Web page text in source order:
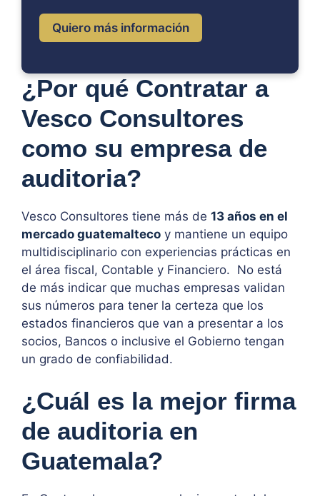
Quiero más información
¿Por qué Contratar a
Vesco Consultores
como su empresa de
auditoria?
Vesco Consultores tiene más de 13 años en el
mercado guatemalteco y mantiene un equipo
multidisciplinario con experiencias prácticas en
el área fiscal, Contable y Financiero. No está
de más indicar que muchas empresas validan
sus números para tener la certeza que los
estados financieros que van a presentar a los
socios, Bancos o inclusive el Gobierno tengan
un grado de confiabilidad.
¿Cuál es la mejor firma
de auditoria en
Guatemala?